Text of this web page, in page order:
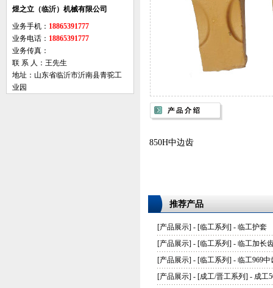
煜之立（临沂）机械有限公司
业务手机： 18865391777
业务电话： 18865391777
业务传真：
联 系 人：王先生
地址：山东省临沂市沂南县青驼工
业园
850H中边齿
推荐产品
[产品展示] - [临工系列 ] - 临工护套
[产品展示] - [临工系列 ] - 临工加长
[产品展示] - [临工系列 ] - 临工969中
[产品展示] - [成工/晋工系列 ] - 成工